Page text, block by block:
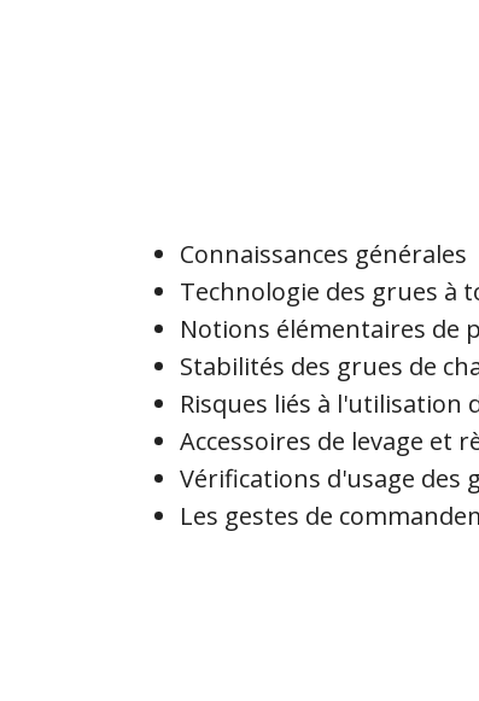
Connaissances générales
Technologie des grues à
Notions élémentaires de
Stabilités des grues de
Risques liés à l'utilisation
Accessoires de levage et
Vérifications d'usage des
Les gestes de